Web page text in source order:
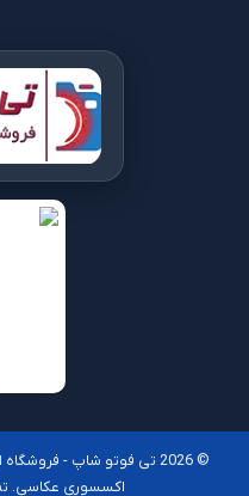
© 2026 تی فوتو شاپ -
اکسسوری عکاسی.